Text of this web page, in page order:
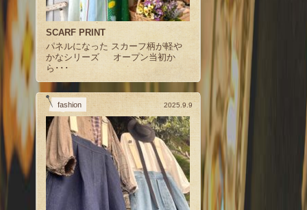
SCARF PRINT
パネルになった スカーフ柄が軽や
かなシリーズ オープン当初か
ら･･･
fashion 2025.9.9